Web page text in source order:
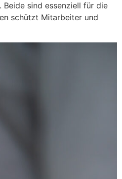
sind essenziell für die
schützt Mitarbeiter und